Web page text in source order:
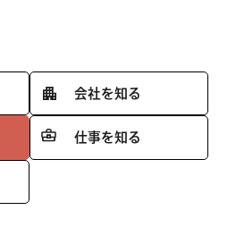
会社を知る
仕事を知る